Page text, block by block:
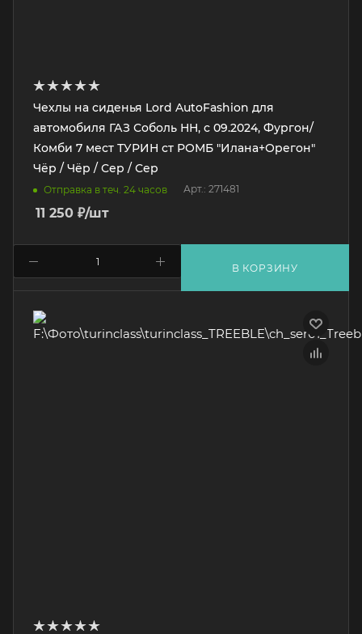
Чехлы на сиденья Lord AutoFashion для
автомобиля ГАЗ Соболь НН, с 09.2024, Фургон/
Комби 7 мест ТУРИН ст РОМБ "Илана+Орегон"
Чёр / Чёр / Сер / Сер
Отправка в теч. 24 часов Арт.: 271481
11 250 ₽/шт
В КОРЗИНУ